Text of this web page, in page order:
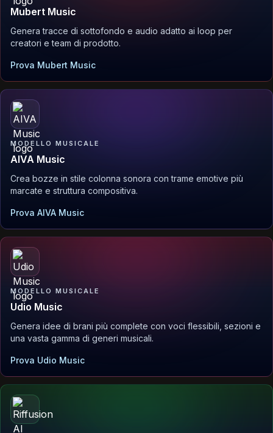
Mubert Music
Genera tracce di sottofondo e audio adatto ai loop per
creatori e team di prodotto.
Prova Mubert Music
MODELLO MUSICALE
AIVA Music
Crea bozze in stile colonna sonora con trame emotive più
marcate e struttura compositiva.
Prova AIVA Music
MODELLO MUSICALE
Udio Music
Genera idee di brani più complete con voci flessibili, sezioni e
una vasta gamma di generi musicali.
Prova Udio Music